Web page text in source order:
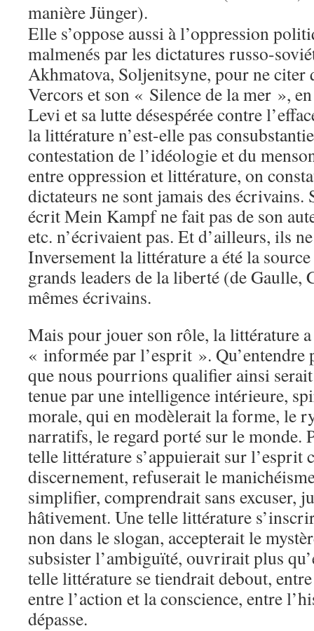
manière Jünger).
Elle s’oppose aussi à l’oppression
malmenés par les dictatures russo-
Akhmatova, Soljenitsyne, pour ne citer
Vercors et son « Silence de la mer »,
Levi et sa lutte désespérée contre
la littérature n’est-elle pas
contestation de l’idéologie et du
entre oppression et littérature, on
dictateurs ne sont jamais des
écrit Mein Kampf ne fait pas de son
etc. n’écrivaient pas. Et d’ailleurs, ils
Inversement la littérature a été la
grands leaders de la liberté (de
mêmes écrivains.
Mais pour jouer son rôle, la littérature a
« informée par l’esprit ». Qu’entendre
que nous pourrions qualifier ainsi
tenue par une intelligence intérieure,
morale, qui en modèlerait la forme, le
narratifs, le regard porté sur le monde.
telle littérature s’appuierait sur l’esprit
discernement, refuserait le
simplifier, comprendrait sans excuser,
hâtivement. Une telle littérature
non dans le slogan, accepterait le
subsister l’ambiguïté, ouvrirait plus
telle littérature se tiendrait debout,
entre l’action et la conscience, entre
dépasse.